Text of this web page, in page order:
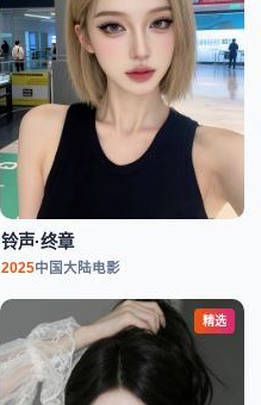
铃声·终章
2025中国大陆电影
精选